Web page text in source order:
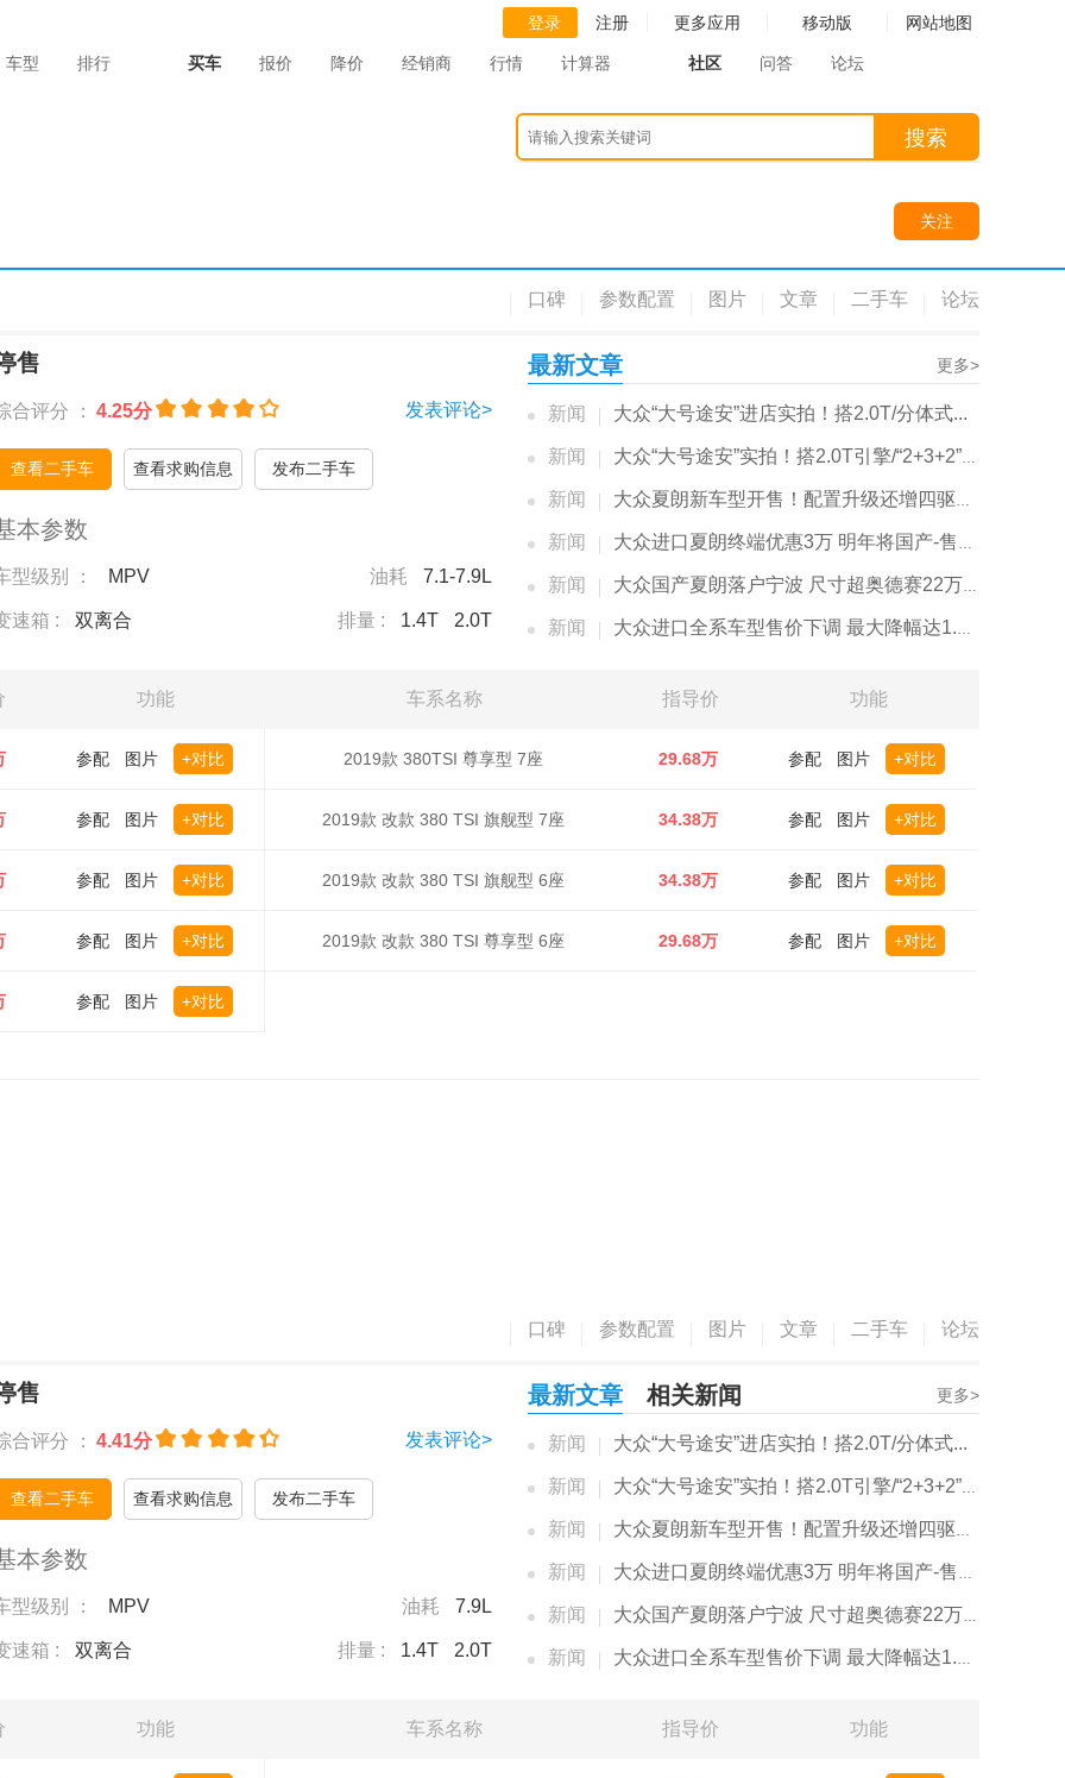
登录 注册 更多应用 移动版 网站地图
车型 排行 买车 报价 降价 经销商 行情 计算器 社区 问答 论坛
搜索
关注
口碑 参数配置 图片 文章 二手车 论坛
售
合评分 ： 4.25分 发表评论>
查看二手车 查看求购信息 发布二手车
本参数
型级别 ： MPV 油耗 7.1-7.9L
速箱 : 双离合 排量 : 1.4T 2.0T
最新文章 更多>
新闻 大众“大号途安”进店实拍！搭2.0T/分体式...
新闻 大众“大号途安”实拍！搭2.0T引擎/“2+3+2”布局
新闻 大众夏朗新车型开售！配置升级还增四驱系统
新闻 大众进口夏朗终端优惠3万 明年将国产-售价下调
新闻 大众国产夏朗落户宁波 尺寸超奥德赛22万元起售
新闻 大众进口全系车型售价下调 最大降幅达1.7万元
功能 车系名称 指导价 功能
参配 图片 +对比
参配 图片 +对比
参配 图片 +对比
参配 图片 +对比
参配 图片 +对比
2019款 380TSI 尊享型 7座 29.68万 参配 图片 +对比
2019款 改款 380 TSI 旗舰型 7座 34.38万 参配 图片 +对比
2019款 改款 380 TSI 旗舰型 6座 34.38万 参配 图片 +对比
2019款 改款 380 TSI 尊享型 6座 29.68万 参配 图片 +对比
口碑 参数配置 图片 文章 二手车 论坛
售
合评分 ： 4.41分 发表评论>
查看二手车 查看求购信息 发布二手车
本参数
型级别 ： MPV 油耗 7.9L
速箱 : 双离合 排量 : 1.4T 2.0T
最新文章 相关新闻 更多>
新闻 大众“大号途安”进店实拍！搭2.0T/分体式...
新闻 大众“大号途安”实拍！搭2.0T引擎/“2+3+2”布局
新闻 大众夏朗新车型开售！配置升级还增四驱系统
新闻 大众进口夏朗终端优惠3万 明年将国产-售价下调
新闻 大众国产夏朗落户宁波 尺寸超奥德赛22万元起售
新闻 大众进口全系车型售价下调 最大降幅达1.7万元
功能 车系名称 指导价 功能